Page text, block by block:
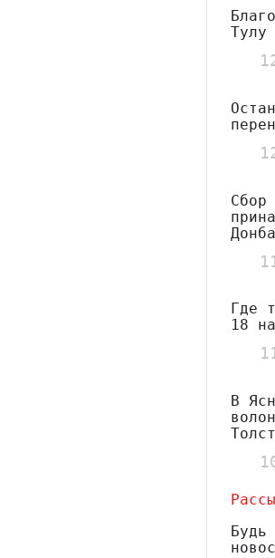
Тулу
Сбор
Где
18
В